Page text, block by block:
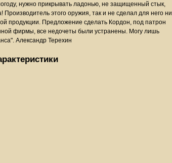
нужно прикрывать ладонью, не защищенный стык,
этого оружия, так и не сделал для него ни
продукции. Предложение сделать Кордон, под патрон
фирмы, все недочеты были устранены. Могу лишь
Александр Терехин